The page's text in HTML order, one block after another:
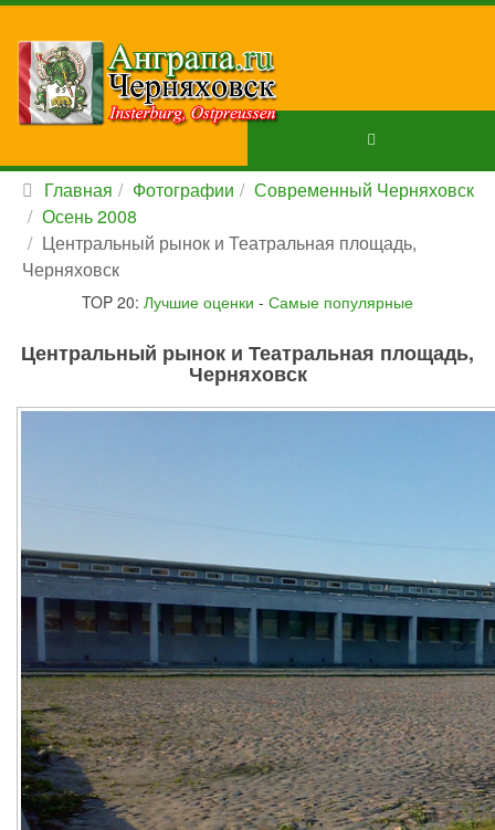
Главная Фотографии
Современный Черняховск
Осень 2008
Центральный рынок и Театральная площадь,
Черняховск
TOP 20: Лучшие оценки - Самые популярные
Центральный рынок и Театральная площадь,
Черняховск